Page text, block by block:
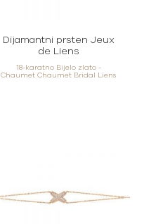
Dijamantni prsten Jeux
de Liens
18-karatno Bijelo zlato -
Chaumet Chaumet Bridal Liens